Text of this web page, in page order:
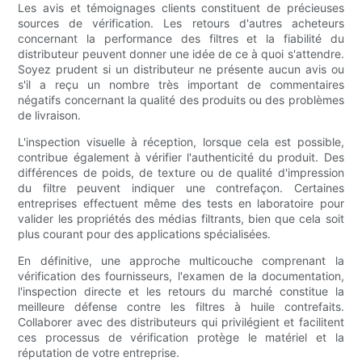
Les avis et témoignages clients constituent de précieuses
sources de vérification. Les retours d'autres acheteurs
concernant la performance des filtres et la fiabilité du
distributeur peuvent donner une idée de ce à quoi s'attendre.
Soyez prudent si un distributeur ne présente aucun avis ou
s'il a reçu un nombre très important de commentaires
négatifs concernant la qualité des produits ou des problèmes
de livraison.
L'inspection visuelle à réception, lorsque cela est possible,
contribue également à vérifier l'authenticité du produit. Des
différences de poids, de texture ou de qualité d'impression
du filtre peuvent indiquer une contrefaçon. Certaines
entreprises effectuent même des tests en laboratoire pour
valider les propriétés des médias filtrants, bien que cela soit
plus courant pour des applications spécialisées.
En définitive, une approche multicouche comprenant la
vérification des fournisseurs, l'examen de la documentation,
l'inspection directe et les retours du marché constitue la
meilleure défense contre les filtres à huile contrefaits.
Collaborer avec des distributeurs qui privilégient et facilitent
ces processus de vérification protège le matériel et la
réputation de votre entreprise.